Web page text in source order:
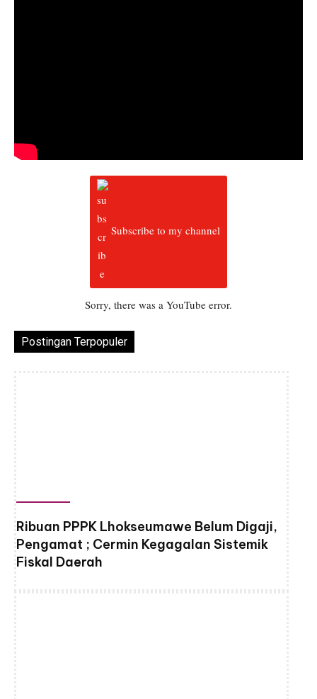
Subscribe to my channel
Sorry, there was a YouTube error.
Postingan Terpopuler
Ribuan PPPK Lhokseumawe Belum Digaji,
Pengamat ; Cermin Kegagalan Sistemik
Fiskal Daerah